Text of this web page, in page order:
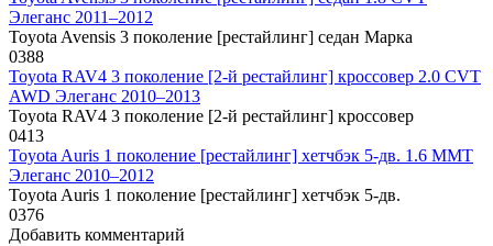
Элеганс 2011–2012
Toyota Avensis 3 поколение [рестайлинг] седан Марка
0388
Toyota RAV4 3 поколение [2-й рестайлинг] кроссовер 2.0 CVT
AWD Элеганс 2010–2013
Toyota RAV4 3 поколение [2-й рестайлинг] кроссовер
0413
Toyota Auris 1 поколение [рестайлинг] хетчбэк 5-дв. 1.6 MMT
Элеганс 2010–2012
Toyota Auris 1 поколение [рестайлинг] хетчбэк 5-дв.
0376
Добавить комментарий